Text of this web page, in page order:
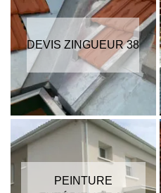
DEVIS ZINGUEUR 38
PEINTURE